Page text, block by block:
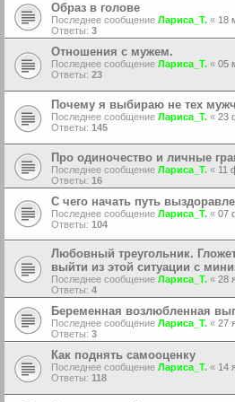
Образ в голове
Последнее сообщение Лариса_Т. « 18
Ответы: 3
Отношения с мужем.
Последнее сообщение Лариса_Т. « 05
Ответы: 23
Почему я выбираю не тех
Последнее сообщение Лариса_Т. « 23
Ответы: 145
Про одиночество и личные
Последнее сообщение Лариса_Т. « 11
Ответы: 16
С чего начать путь
Последнее сообщение Лариса_Т. « 07
Ответы: 104
Любовный треугольник.
выйти из этой ситуации с
Последнее сообщение Лариса_Т. « 28
Ответы: 4
Беременная возлюбленная
Последнее сообщение Лариса_Т. « 27
Ответы: 3
Как поднять самооценку
Последнее сообщение Лариса_Т. « 14
Ответы: 118